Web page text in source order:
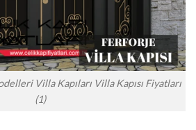
Villa Kapıları Villa Kapısı Fiyatları
(1)